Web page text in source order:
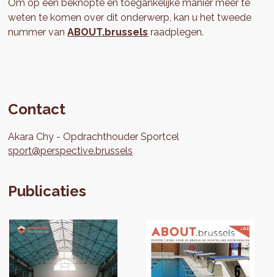
Om op een beknopte en toegankelijke manier meer te
weten te komen over dit onderwerp, kan u het tweede
nummer vanABOUT.brussels raadplegen.
Contact
Akara Chy
Opdrachthouder Sportcel
sport@perspective.brussels
Publicaties